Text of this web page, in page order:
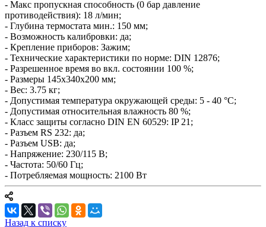
- Макс пропускная способность (0 бар давление
противодействия): 18 л/мин;
- Глубина термостата мин.: 150 мм;
- Возможность калибровки: да;
- Крепление приборов: Зажим;
- Технические характеристики по норме: DIN 12876;
- Разрешенное время во вкл. состоянии 100 %;
- Размеры 145x340x200 мм;
- Вес: 3.75 кг;
- Допустимая температура окружающей среды: 5 - 40 °C;
- Допустимая относительная влажность 80 %;
- Класс защиты согласно DIN EN 60529: IP 21;
- Разъем RS 232: да;
- Разъем USB: да;
- Напряжение: 230/115 В;
- Частота: 50/60 Гц;
- Потребляемая мощность: 2100 Вт
Назад к списку